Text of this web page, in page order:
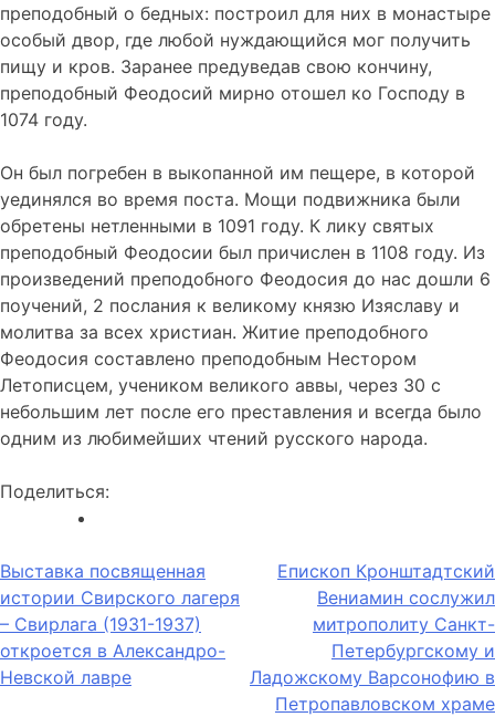
преподобный о бедных: построил для них в монастыре
особый двор, где любой нуждающийся мог получить
пищу и кров. Заранее предуведав свою кончину,
преподобный Феодосий мирно отошел ко Господу в
1074 году.
Он был погребен в выкопанной им пещере, в которой
уединялся во время поста. Мощи подвижника были
обретены нетленными в 1091 году. К лику святых
преподобный Феодосии был причислен в 1108 году. Из
произведений преподобного Феодосия до нас дошли 6
поучений, 2 послания к великому князю Изяславу и
молитва за всех христиан. Житие преподобного
Феодосия составлено преподобным Нестором
Летописцем, учеником великого аввы, через 30 с
небольшим лет после его преставления и всегда было
одним из любимейших чтений русского народа.
Поделиться:
Навигация
по
записям
Выставка посвященная
истории Свирского лагеря
– Свирлага (1931-1937)
откроется в Александро-
Невской лавре
Епископ Кронштадтский
Вениамин сослужил
митрополиту Санкт-
Петербургскому и
Ладожскому Варсонофию в
Петропавловском храме